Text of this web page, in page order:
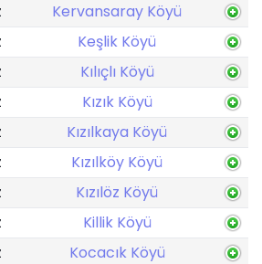
Kervansaray Köyü
Keşlik Köyü
Kılıçlı Köyü
Kızık Köyü
Kızılkaya Köyü
Kızılköy Köyü
Kızılöz Köyü
Killik Köyü
Kocacık Köyü